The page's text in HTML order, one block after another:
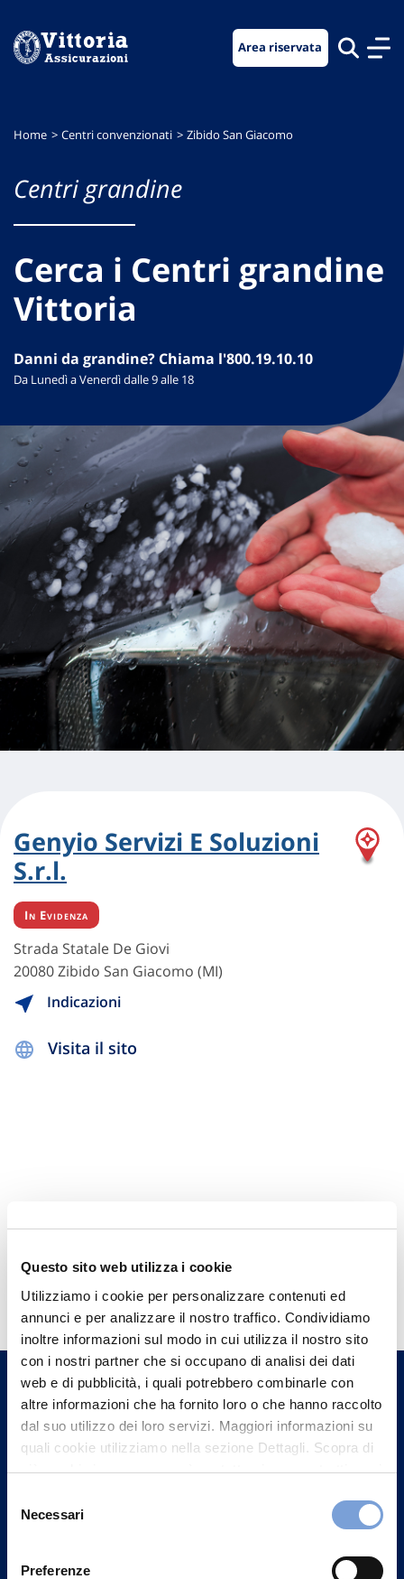
Questo sito web utilizza i cookie
Utilizziamo i cookie per personalizzare contenuti ed
annunci e per analizzare il nostro traffico. Condividiamo
inoltre informazioni sul modo in cui utilizza il nostro sito
con i nostri partner che si occupano di analisi dei dati
web e di pubblicità, i quali potrebbero combinarle con
altre informazioni che ha fornito loro o che hanno raccolto
dal suo utilizzo dei loro servizi. Maggiori informazioni su
quali cookie utilizziamo nella sezione Dettagli. Scopra di
più su chi siamo, come può contattarci e come trattiamo i
può trovare nel footer del sito nella sezione "Informativa
delNecessari
Preferenze
menu
contenuto
footer
Area riservata
Home Centri convenzionati Zibido San Giacomo
Centri grandine
Cerca i Centri grandine
Vittoria
Danni da grandine? Chiama l'800.19.10.10
Da Lunedì a Venerdì dalle 9 alle 18
Genyio Servizi E Soluzioni
S.r.l.
In Evidenza
Strada Statale De Giovi
20080 Zibido San Giacomo (MI)
Indicazioni
Visita il sito
Hai bisogno di
informazioni?
Trova l'Agenzia più vicina a te e parla con
un nostro Agente.
Contattaci